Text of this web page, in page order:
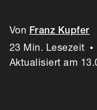
Von Franz Kupfer
23 Min. Lesezeit •
Aktualisiert am